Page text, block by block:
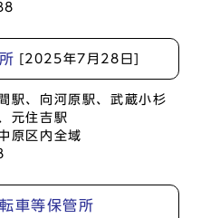
[2025年7月28日]
駅、向河原駅、武蔵小杉
元住吉駅
原区内全域
車等保管所